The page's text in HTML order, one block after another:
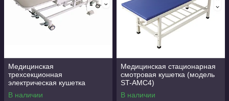
Медицинская
трехсекционная
электрическая кушетка
(модель KY-PD8411-1)
В наличии
Медицинская стационарная
смотровая кушетка (модель
ST-AMC4)
В наличии